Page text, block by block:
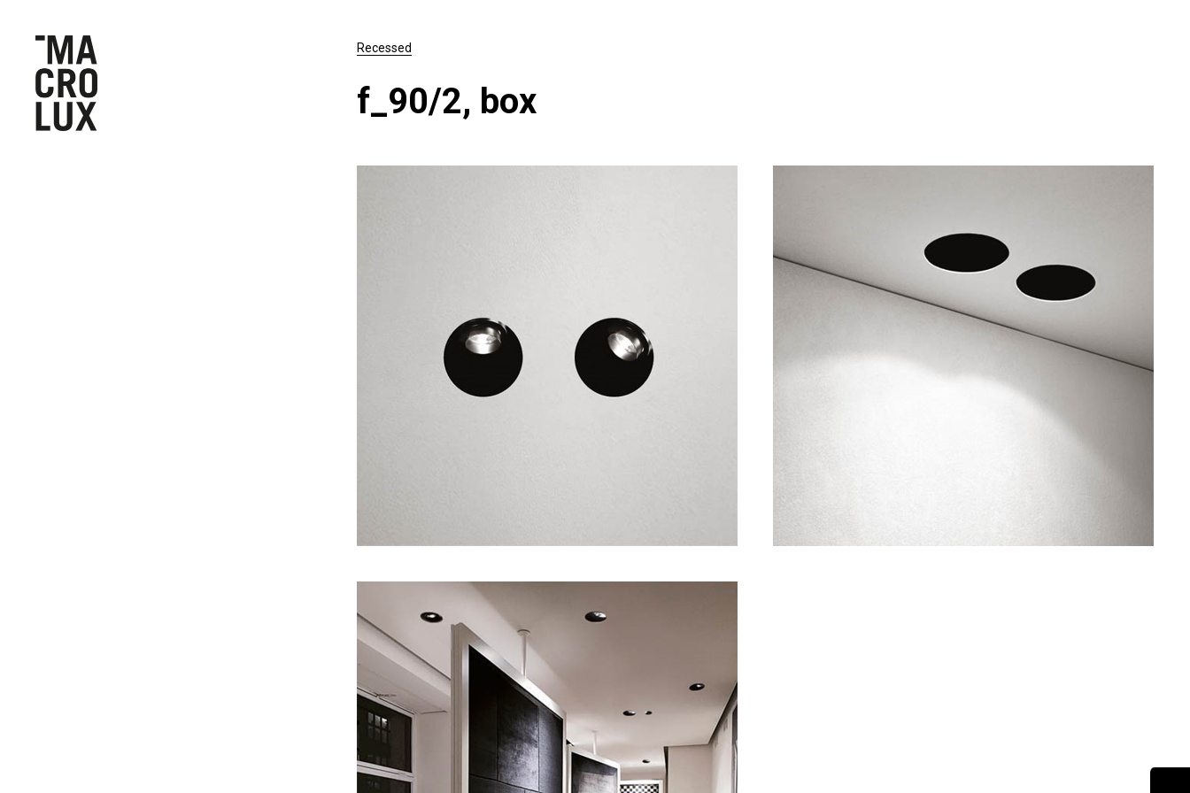
Recessed
f_90/2, box